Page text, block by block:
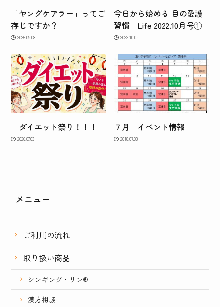
「ヤングケアラー」ってご
存じですか？
2026.05.08
今日から始める 目の愛護
習慣 Life 2022.10月号①
2022.10.05
ダイエット祭り！！！
2026.07.03
７月 イベント情報
2018.07.03
メニュー
ご利用の流れ
取り扱い商品
シンギング・リン®
漢方相談